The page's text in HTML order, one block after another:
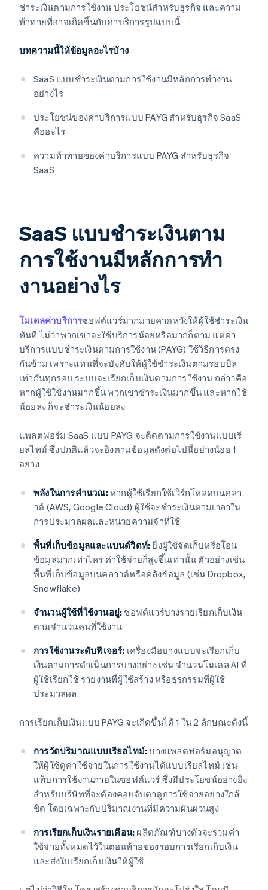
ชําระเงินตามการใช้งาน ประโยชน์สําหรับธุรกิจ และความ
ท้าทายที่อาจเกิดขึ้นกับค่าบริการรูปแบบนี้
บทความนี้ให้ข้อมูลอะไรบ้าง
SaaS แบบชำระเงินตามการใช้งานมีหลักการทํางาน
อย่างไร
ประโยชน์ของค่าบริการแบบ PAYG สําหรับธุรกิจ SaaS
คืออะไร
ความท้าทายของค่าบริการแบบ PAYG สำหรับธุรกิจ
SaaS
SaaS แบบชำระเงินตาม
การใช้งานมีหลักการทํา
งานอย่างไร
โมเดลค่าบริการซอฟต์แวร์มากมายคาดหวังให้ผู้ใช้ชำระเงิน
ทันที ไม่ว่าพวกเขาจะใช้บริการน้อยหรือมากก็ตาม แต่ค่า
บริการแบบชำระเงินตามการใช้งาน (PAYG) ใช้วิธีการตรง
กันข้าม เพราะแทนที่จะบังคับให้ผู้ใช้ชําระเงินตามรอบบิล
เท่ากันทุกรอบ ระบบจะเรียกเก็บเงินตามการใช้งาน กล่าวคือ
หากผู้ใช้ใช้งานมากขึ้น พวกเขาชําระเงินมากขึ้น และหากใช้
น้อยลง ก็จะชําระเงินน้อยลง
แพลตฟอร์ม SaaS แบบ PAYG จะติดตามการใช้งานแบบเรี
ยลไทม์ ซึ่งปกติแล้วจะอิงตามข้อมูลดังต่อไปนี้อย่างน้อย 1
อย่าง
พลังในการคํานวณ:หากผู้ใช้เรียกใช้เวิร์กโหลดบนคลา
วด์ (AWS, Google Cloud) ผู้ใช้จะชำระเงินตามเวลาใน
การประมวลผลและหน่วยความจําที่ใช้
พื้นที่เก็บข้อมูลและแบนด์วิดท์: ยิ่งผู้ใช้จัดเก็บหรือโอน
ข้อมูลมากเท่าไหร่ ค่าใช้จ่ายก็สูงขึ้นเท่านั้น ตัวอย่างเช่น
พื้นที่เก็บข้อมูลบนคลาวด์หรือคลังข้อมูล (เช่น Dropbox,
Snowflake)
จำนวนผู้ใช้ที่ใช้งานอยู่:ซอฟต์แวร์บางรายเรียกเก็บเงิน
ตามจํานวนคนที่ใช้งาน
การใช้งานระดับฟีเจอร์: เครื่องมือบางแบบจะเรียกเก็บ
เงินตามการดําเนินการบางอย่าง เช่น จํานวนโมเดล AI ที่
ผู้ใช้เรียกใช้ รายงานที่ผู้ใช้สร้าง หรือธุรกรรมที่ผู้ใช้
ประมวลผล
การเรียกเก็บเงินแบบ PAYG จะเกิดขึ้นได้ 1 ใน 2 ลักษณะดังนี้
การวัดปริมาณแบบเรียลไทม์:บางแพลตฟอร์มอนุญาต
ให้ผู้ใช้ดูค่าใช้จ่ายในการใช้งานได้แบบเรียลไทม์ เช่น
แท็บการใช้งานภายในซอฟต์แวร์ ซึ่งมีประโยชน์อย่างยิ่ง
สําหรับบริษัทที่จะต้องคอยจับตาดูการใช้จ่ายอย่างใกล้
ชิด โดยเฉพาะกับปริมาณงานที่มีความผันผวนสูง
การเรียกเก็บเงินรายเดือน: ผลิตภัณฑ์บางตัวจะรวมค่า
ใช้จ่ายทั้งหมดไว้ในตอนท้ายของรอบการเรียกเก็บเงิน
และส่งใบเรียกเก็บเงินให้ผู้ใช้